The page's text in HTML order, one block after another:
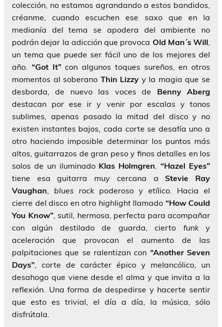
colección, no estamos agrandando a estos bandidos,
créanme, cuando escuchen ese saxo que en la
medianía del tema se apodera del ambiente no
podrán dejar la adicción que provoca Old Man´s Will,
un tema que puede ser fácil uno de los mejores del
año. “Got It”con algunos toques sureños, en otros
momentos al soberano Thin Lizzy y la magia que se
desborda, de nuevo las voces de Benny Aberg
destacan por ese ir y venir por escalas y tonos
sublimes, apenas pasado la mitad del disco y no
existen instantes bajos, cada corte se desafía uno a
otro haciendo imposible determinar los puntos más
altos, guitarrazos de gran peso y finos detalles en los
solos de un iluminado Klas Holmgren.“Hazel Eyes”
tiene esa guitarra muy cercana aStevie Ray
Vaughan, blues rock poderoso y etílico. Hacia el
cierre del disco en otro highlight llamado “How Could
You Know”, sutil, hermosa, perfecta para acompañar
con algún destilado de guarda, cierto funky
aceleración que provocan el aumento de las
palpitaciones que se ralentizan con “Another Seven
Days”, corte de carácter épico y melancólico, un
desahogo que viene desde el alma y que invita a la
reflexión. Una forma de despedirse y hacerte sentir
que esto es trivial, el día a día, la música, sólo
disfrútala.